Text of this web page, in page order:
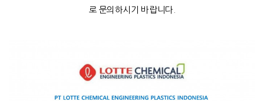
로 문의하시기 바랍니다.